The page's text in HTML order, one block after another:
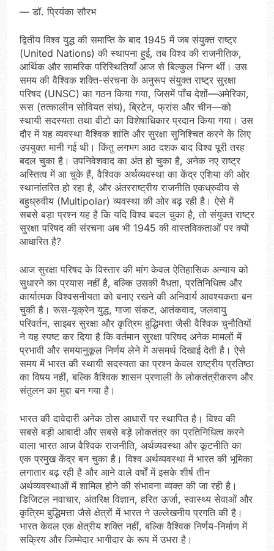
— डॉ. प्रियंका सौरभ
द्वितीय विश्व युद्ध की समाप्ति के बाद 1945 में जब संयुक्त राष्ट्र
(United Nations) की स्थापना हुई, तब विश्व की राजनीतिक,
आर्थिक और सामरिक परिस्थितियाँ आज से बिल्कुल भिन्न थीं। उस
समय की वैश्विक शक्ति-संरचना के अनुरूप संयुक्त राष्ट्र सुरक्षा
परिषद (UNSC) का गठन किया गया, जिसमें पाँच देशों—अमेरिका,
रूस (तत्कालीन सोवियत संघ), ब्रिटेन, फ्रांस और चीन—को
स्थायी सदस्यता तथा वीटो का विशेषाधिकार प्रदान किया गया। उस
दौर में यह व्यवस्था वैश्विक शांति और सुरक्षा सुनिश्चित करने के लिए
उपयुक्त मानी गई थी। किंतु लगभग आठ दशक बाद विश्व पूरी तरह
बदल चुका है। उपनिवेशवाद का अंत हो चुका है, अनेक नए राष्ट्र
अस्तित्व में आ चुके हैं, वैश्विक अर्थव्यवस्था का केंद्र एशिया की ओर
स्थानांतरित हो रहा है, और अंतरराष्ट्रीय राजनीति एकध्रुवीय से
बहुध्रुवीय (Multipolar) व्यवस्था की ओर बढ़ रही है। ऐसे में
सबसे बड़ा प्रश्न यह है कि यदि विश्व बदल चुका है, तो संयुक्त राष्ट्र
सुरक्षा परिषद की संरचना अब भी 1945 की वास्तविकताओं पर क्यों
आधारित है?
आज सुरक्षा परिषद के विस्तार की मांग केवल ऐतिहासिक अन्याय को
सुधारने का प्रयास नहीं है, बल्कि उसकी वैधता, प्रतिनिधित्व और
कार्यात्मक विश्वसनीयता को बनाए रखने की अनिवार्य आवश्यकता बन
चुकी है। रूस-यूक्रेन युद्ध, गाजा संकट, आतंकवाद, जलवायु
परिवर्तन, साइबर सुरक्षा और कृत्रिम बुद्धिमत्ता जैसी वैश्विक चुनौतियों
ने यह स्पष्ट कर दिया है कि वर्तमान सुरक्षा परिषद अनेक मामलों में
प्रभावी और समयानुकूल निर्णय लेने में असमर्थ दिखाई देती है। ऐसे
समय में भारत की स्थायी सदस्यता का प्रश्न केवल राष्ट्रीय प्रतिष्ठा
का विषय नहीं, बल्कि वैश्विक शासन प्रणाली के लोकतंत्रीकरण और
संतुलन का मुद्दा बन गया है।
भारत की दावेदारी अनेक ठोस आधारों पर स्थापित है। विश्व की
सबसे बड़ी आबादी और सबसे बड़े लोकतंत्र का प्रतिनिधित्व करने
वाला भारत आज वैश्विक राजनीति, अर्थव्यवस्था और कूटनीति का
एक प्रमुख केंद्र बन चुका है। विश्व अर्थव्यवस्था में भारत की भूमिका
लगातार बढ़ रही है और आने वाले वर्षों में इसके शीर्ष तीन
अर्थव्यवस्थाओं में शामिल होने की संभावना व्यक्त की जा रही है।
डिजिटल नवाचार, अंतरिक्ष विज्ञान, हरित ऊर्जा, स्वास्थ्य सेवाओं और
कृत्रिम बुद्धिमत्ता जैसे क्षेत्रों में भारत ने उल्लेखनीय प्रगति की है।
भारत केवल एक क्षेत्रीय शक्ति नहीं, बल्कि वैश्विक निर्णय-निर्माण में
सक्रिय और जिम्मेदार भागीदार के रूप में उभरा है।